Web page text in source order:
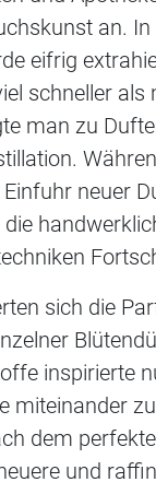
an. In
eifrig
schneller als
man zu
neuer
sich die
inspirierte
miteinander
dem
und